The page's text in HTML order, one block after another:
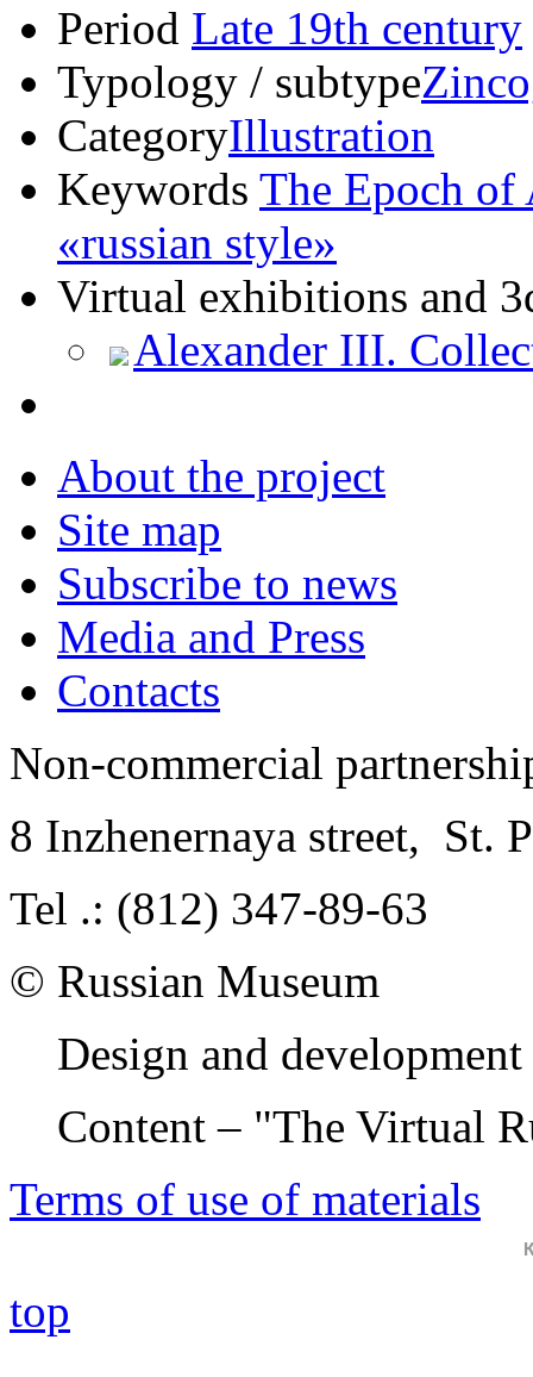
Period Late 19th century
Typology / subtype
CategoryIllustration
Keywords The Epoch
«russian style»
Virtual exhibitions and
Alexander III.
About the project
Site map
Subscribe to news
Media and Press
Contacts
Non-commercial
8 Inzhenernaya street, St.
Tel .: (812) 347-89-63
© Russian Museum
Design and
Content – "The Virtual
Terms of use of materials
top